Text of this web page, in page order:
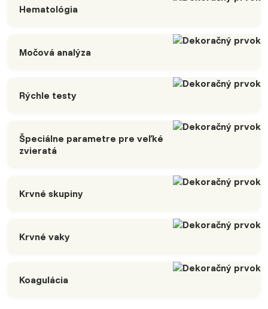
Hematológia
Močová analýza
Rýchle testy
Špeciálne parametre pre veľké
zvieratá
Krvné skupiny
Krvné vaky
Koagulácia